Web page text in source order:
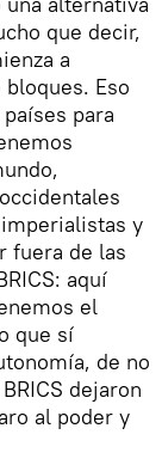
que decir,
a
Eso
para
y
fuera de las
aquí
el
que sí
de no
dejaron
al poder y